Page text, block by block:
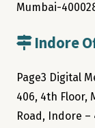
Mumbai-
Indore
Page3 Digital
406, 4th Floor,
Road, Indore –